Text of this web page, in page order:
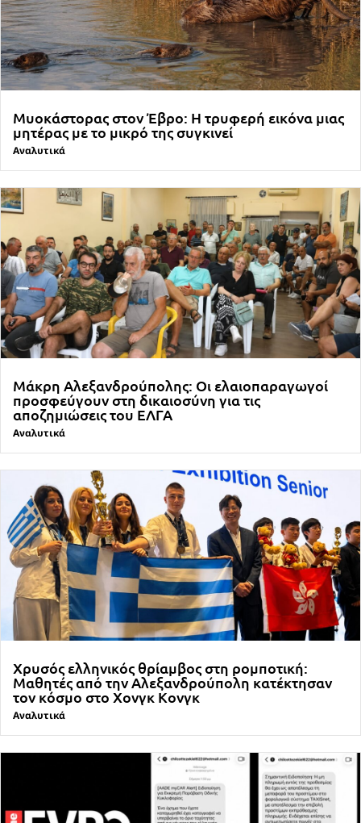
Μυοκάστορας στον Έβρο: Η τρυφερή εικόνα μιας
μητέρας με το μικρό της συγκινεί
Αναλυτικά
Μάκρη Αλεξανδρούπολης: Οι ελαιοπαραγωγοί
προσφεύγουν στη δικαιοσύνη για τις
αποζημιώσεις του ΕΛΓΑ
Αναλυτικά
Χρυσός ελληνικός θρίαμβος στη ρομποτική:
Μαθητές από την Αλεξανδρούπολη κατέκτησαν
τον κόσμο στο Χονγκ Κονγκ
Αναλυτικά